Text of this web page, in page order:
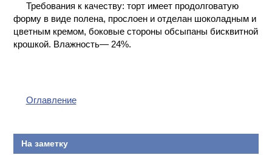
Требования к качеству: торт имеет продолговатую
форму в виде полена, прослоен и отделан шоколадным и
цветным кремом, боковые стороны обсыпаны бисквитной
крошкой. Влажность— 24%.
Оглавление
На заметку